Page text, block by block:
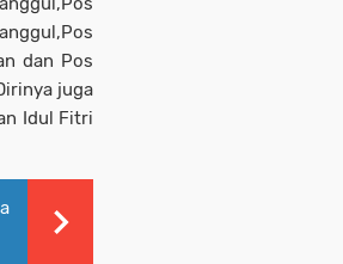
dan Pos
juga
Idul Fitri